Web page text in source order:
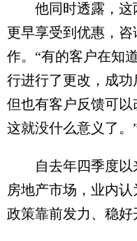
他同时透露，这
更早享受到优惠，
作。“有的客户在知
行进行了更改，成功
但也有客户反馈可以
这就没什么意义了。
自去年四季度以
房地产市场，业内
政策靠前发力、稳好